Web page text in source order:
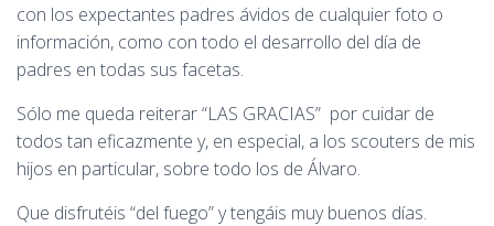
con los expectantes padres ávidos de cualquier foto o
información, como con todo el desarrollo del día de
padres en todas sus facetas.
Sólo me queda reiterar “LAS GRACIAS” por cuidar de
todos tan eficazmente y, en especial, a los scouters de mis
hijos en particular, sobre todo los de Álvaro.
Que disfrutéis “del fuego” y tengáis muy buenos días.